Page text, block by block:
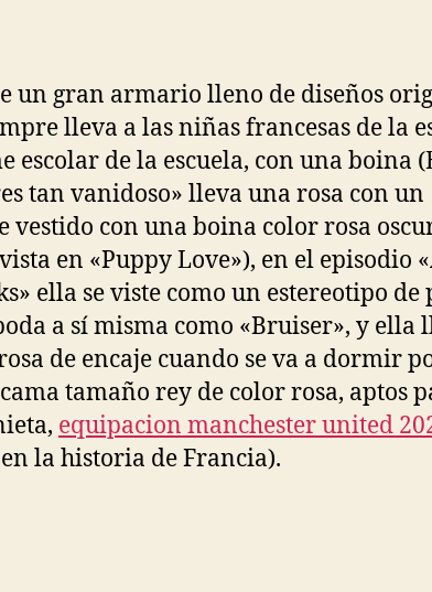
un gran armario lleno de diseños
lleva a las niñas francesas de la
escolar de la escuela, con una boina
tan vanidoso» lleva una rosa con un
vestido con una boina color rosa
en «Puppy Love»), en el episodio
ella se viste como un estereotipo de
a sí misma como «Bruiser», y ella
de encaje cuando se va a dormir
tamaño rey de color rosa, aptos
equipacion manchester united
la historia de Francia).